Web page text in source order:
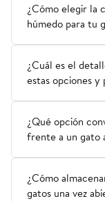
¿Cómo elegir la
húmedo para tu
¿Cuál es el
estas opciones y
¿Qué opción
frente a un gato
¿Cómo
gatos una vez